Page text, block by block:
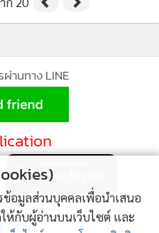
านทาง LINE
Online
ข้อมูลส่วนบุคคลเพื่อนำเสนอ
กับผู้อ่านบนเว็บไซต์ และ